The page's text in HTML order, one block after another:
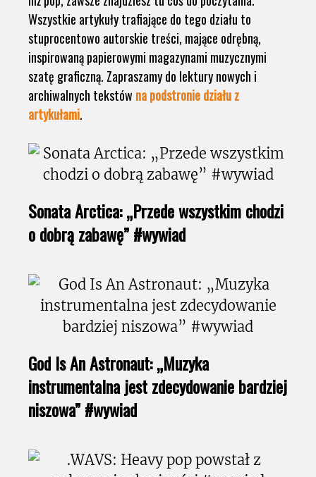
Wszystkie artykuły trafiające do tego działu to
stuprocentowo autorskie treści, mające odrębną,
inspirowaną papierowymi magazynami muzycznymi
szatę graficzną. Zapraszamy do lektury nowych i
archiwalnych tekstów na podstronie działu z
artykułami.
Sonata Arctica: „Przede wszystkim chodzi
o dobrą zabawę” #wywiad
God Is An Astronaut: „Muzyka
instrumentalna jest zdecydowanie bardziej
niszowa” #wywiad